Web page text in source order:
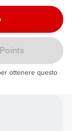
ottenere questo